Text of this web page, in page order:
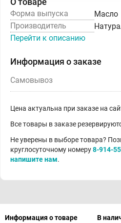
Форма выпуска
Масло
Производитель
Перейти к описанию
Информация о заказе
Самовывоз
Цена актуальна при заказе на
Все товары в заказе
Не уверены в выборе товара?
круглосуточному номеру8-914-
напишите нам.
Информация о товаре В